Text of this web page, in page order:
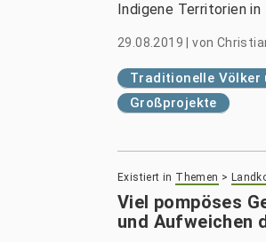
Indigene Territorien
29.08.2019 |von
Traditionelle Völker
Großprojekte
Existiert in Themen >
Viel pompöses
und Aufweichen